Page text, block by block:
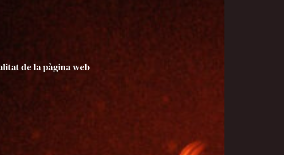
de la pàgina web